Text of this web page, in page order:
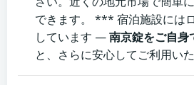
できます。 *** 宿泊施設には
しています —南京錠をご自身
と、さらに安心してご利用い